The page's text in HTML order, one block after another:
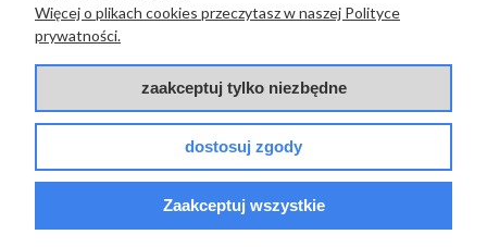
Fioranese Ceramica
FIORANESE GRANUM
GRIGIO CHIARO
Fioranese Ceramica
FIORANESE GRANUM
GRIGIO SCURO
Więcej o plikach cookies przeczytasz w naszej Polityce
prywatności.
zaakceptuj tylko niezbędne
dostosuj zgody
Zaakceptuj wszystkie